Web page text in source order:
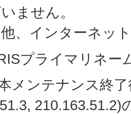
ません。
、インターネッ
プライマリネー
メンテナンス終